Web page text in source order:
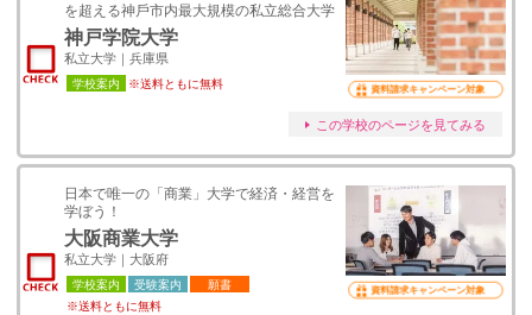
を超える神⼾市内最⼤規模の私立総合⼤学
神戸学院大学
私立大学｜兵庫県
学校案内 ※送料ともに無料 資料請求キャンペーン対象
この学校のページを見てみる
日本で唯一の「商業」大学で経済・経営を
学ぼう！
大阪商業大学
私立大学｜大阪府
学校案内 受験案内
願書
※送料ともに無料
資料請求キャンペーン対象